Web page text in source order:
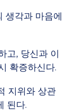
생각과 마음에
고, 당신과 이
확증하신다.
지위와 상관
된다.